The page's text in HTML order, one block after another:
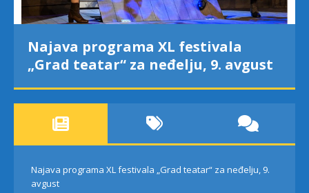
Najava programa XL festivala
„Grad teatar“ za neđelju, 9. avgust
Najava programa XL festivala „Grad teatar“ za neđelju, 9.
avgust